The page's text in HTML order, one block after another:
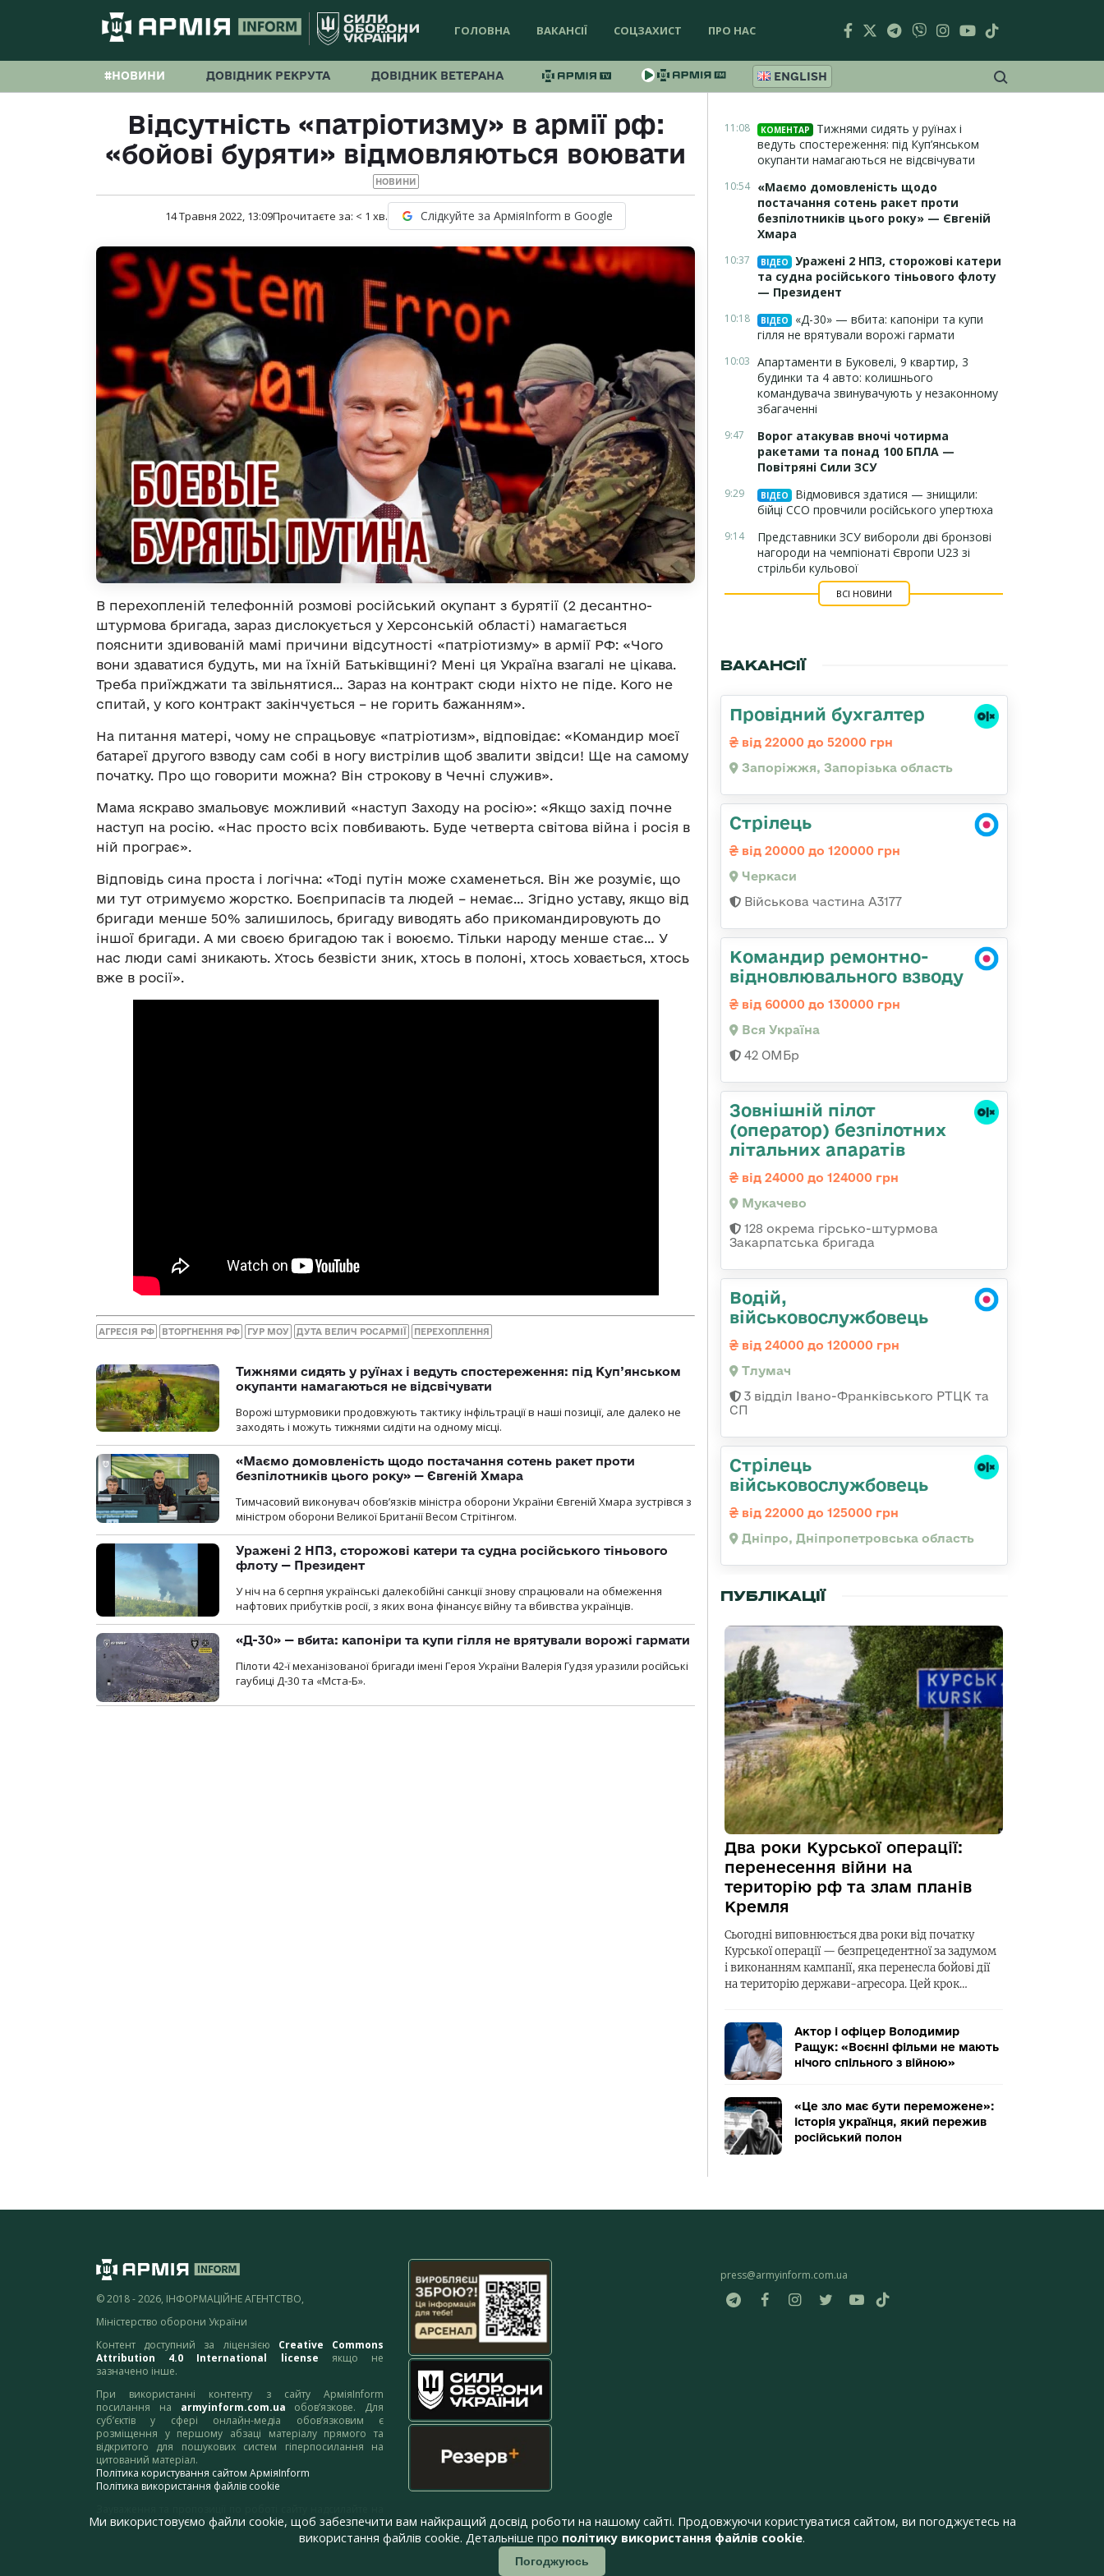
ГОЛОВНА ВАКАНСІЇ СОЦЗАХИСТ ПРО НАС
#НОВИНИ ДОВІДНИК РЕКРУТА ДОВІДНИК ВЕТЕРАНА ENGLISH
Відсутність «патріотизму» в армії рф:
«бойові буряти» відмовляються воювати
НОВИНИ
14 Травня 2022, 13:09Прочитаєте за: < 1 хв. Слідкуйте за АрміяInform в Google
В перехопленій телефонній розмові російський окупант з бурятії (2 десантно-
штурмова бригада, зараз дислокується у Херсонській області) намагається
пояснити здивованій мамі причини відсутності «патріотизму» в армії РФ: «Чого
вони здаватися будуть, ми на їхній Батьківщині? Мені ця Україна взагалі не цікава.
Треба приїжджати та звільнятися… Зараз на контракт сюди ніхто не піде. Кого не
спитай, у кого контракт закінчується – не горить бажанням».
На питання матері, чому не спрацьовує «патріотизм», відповідає: «Командир моєї
батареї другого взводу сам собі в ногу вистрілив щоб звалити звідси! Ще на самому
початку. Про що говорити можна? Він строкову в Чечні служив».
Мама яскраво змальовує можливий «наступ Заходу на росію»: «Якщо захід почне
наступ на росію. «Нас просто всіх повбивають. Буде четверта світова війна і росія в
ній програє».
Відповідь сина проста і логічна: «Тоді путін може схаменеться. Він же розуміє, що
ми тут отримуємо жорстко. Боєприпасів та людей – немає… Згідно уставу, якщо від
бригади менше 50% залишилось, бригаду виводять або прикомандировують до
іншої бригади. А ми своєю бригадою так і воюємо. Тільки народу менше стає… У
нас люди самі зникають. Хтось безвісти зник, хтось в полоні, хтось ховається, хтось
вже в росії».
АГРЕСІЯ РФ ВТОРГНЕННЯ РФ ГУР МОУ ДУТА ВЕЛИЧ РОСАРМІЇ ПЕРЕХОПЛЕННЯ
Тижнями сидять у руїнах і ведуть спостереження: під Куп’янськом
окупанти намагаються не відсвічувати
Ворожі штурмовики продовжують тактику інфільтрації в наші позиції, але далеко не
заходять і можуть тижнями сидіти на одному місці.
«Маємо домовленість щодо постачання сотень ракет проти
безпілотників цього року» — Євгеній Хмара
Тимчасовий виконувач обов’язків міністра оборони України Євгеній Хмара зустрівся з
міністром оборони Великої Британії Весом Стрітінгом.
Уражені 2 НПЗ, сторожові катери та судна російського тіньового
флоту — Президент
У ніч на 6 серпня українські далекобійні санкції знову спрацювали на обмеження
нафтових прибутків росії, з яких вона фінансує війну та вбивства українців.
«Д-30» — вбита: капоніри та купи гілля не врятували ворожі гармати
Пілоти 42-ї механізованої бригади імені Героя України Валерія Гудзя уразили російські
гаубиці Д-30 та «Мста-Б».
11:08 КОМЕНТАР
Тижнями сидять у руїнах і
ведуть спостереження: під Куп’янськом
окупанти намагаються не відсвічувати
10:54 «Маємо домовленість щодо
постачання сотень ракет проти
безпілотників цього року» — Євгеній
Хмара
10:37 ВІДЕО
Уражені 2 НПЗ, сторожові катери
та судна російського тіньового флоту
— Президент
10:18 ВІДЕО
«Д-30» — вбита: капоніри та купи
гілля не врятували ворожі гармати
10:03 Апартаменти в Буковелі, 9 квартир, 3
будинки та 4 авто: колишнього
командувача звинувачують у незаконному
збагаченні
9:47
Ворог атакував вночі чотирма
ракетами та понад 100 БПЛА —
Повітряні Сили ЗСУ
9:29 ВІДЕО
Відмовився здатися — знищили:
бійці ССО провчили російського упертюха
9:14
Представники ЗСУ вибороли дві бронзові
нагороди на чемпіонаті Європи U23 зі
стрільби кульової
ВСІ НОВИНИ
ВАКАНСІЇ
Провідний бухгалтер
від 22000 до 52000 грн
Запоріжжя, Запорізька область
Стрілець
від 20000 до 120000 грн
Черкаси
Військова частина А3177
Командир ремонтно-
відновлювального взводу
від 60000 до 130000 грн
Вся Україна
42 ОМБр
Зовнішній пілот
(оператор) безпілотних
літальних апаратів
від 24000 до 124000 грн
Мукачево
128 окрема гірсько-штурмова
Закарпатська бригада
Водій,
військовослужбовець
від 24000 до 120000 грн
Тлумач
3 відділ Івано-Франківського РТЦК та
СП
Стрілець
військовослужбовець
від 22000 до 125000 грн
Дніпро, Дніпропетровська область
ПУБЛІКАЦІЇ
Два роки Курської операції:
перенесення війни на
територію рф та злам планів
Кремля
Сьогодні виповнюється два роки від початку
Курської операції — безпрецедентної за задумом
і виконанням кампанії, яка перенесла бойові дії
на територію держави-агресора. Цей крок…
Актор і офіцер Володимир
Ращук: «Воєнні фільми не мають
нічого спільного з війною»
«Це зло має бути переможене»:
історія українця, який пережив
російський полон
© 2018 - 2026, ІНФОРМАЦІЙНЕ АГЕНТСТВО,
Міністерство оборони України
Контент доступний за ліцензією Creative Commons
Attribution 4.0 International license якщо не
зазначено інше.
При використанні контенту з сайту АрміяInform
посилання на armyinform.com.ua обов’язкове. Для
суб’єктів у сфері онлайн-медіа обов’язковим є
розміщення у першому абзаці матеріалу прямого та
відкритого для пошукових систем гіперпосилання на
цитований матеріал.
Політика користування сайтом АрміяInform
Політика використання файлів cookie
адресу:webmaster@armyinform.com.ua
press@armyinform.com.ua
Ми використовуємо файли cookie, щоб забезпечити вам найкращий досвід роботи на нашому сайті. Продовжуючи користуватися сайтом, ви погоджуєтесь на
використання файлів cookie. Детальніше про політику використання файлів cookie.
Погоджуюсь